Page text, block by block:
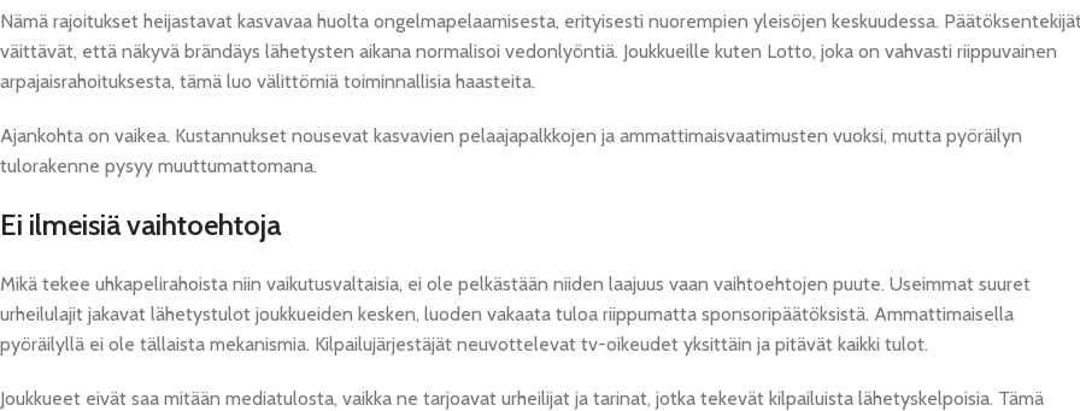
Nämä rajoitukset heijastavat kasvavaa huolta ongelmapelaamisesta, erityisesti nuorempien yleisöjen keskuudessa.
väittävät, että näkyvä brändäys lähetysten aikana normalisoi vedonlyöntiä. Joukkueille kuten Lotto, joka on vahvasti riippuvainen
arpajaisrahoituksesta, tämä luo välittömiä toiminnallisia haasteita.
Ajankohta on vaikea. Kustannukset nousevat kasvavien pelaajapalkkojen ja ammattimaisvaatimusten vuoksi, mutta pyöräilyn
tulorakenne pysyy muuttumattomana.
Ei ilmeisiä vaihtoehtoja
Mikä tekee uhkapelirahoista niin vaikutusvaltaisia, ei ole pelkästään niiden laajuus vaan vaihtoehtojen puute. Useimmat suuret
urheilulajit jakavat lähetystulot joukkueiden kesken, luoden vakaata tuloa riippumatta sponsoripäätöksistä. Ammattimaisella
pyöräilyllä ei ole tällaista mekanismia. Kilpailujärjestäjät neuvottelevat tv-oikeudet yksittäin ja pitävät kaikki tulot.
Joukkueet eivät saa mitään mediatulosta, vaikka ne tarjoavat urheilijat ja tarinat, jotka tekevät kilpailuista lähetyskelpoisia. Tämä